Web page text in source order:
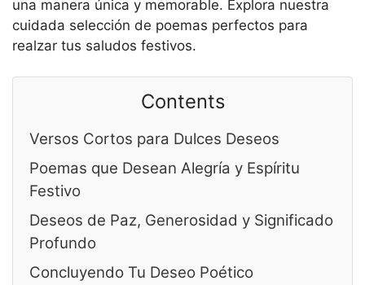
una manera única y memorable. Explora nuestra
cuidada selección de poemas perfectos para
realzar tus saludos festivos.
Contents
Versos Cortos para Dulces Deseos
Poemas que Desean Alegría y Espíritu
Festivo
Deseos de Paz, Generosidad y Significado
Profundo
Concluyendo Tu Deseo Poético